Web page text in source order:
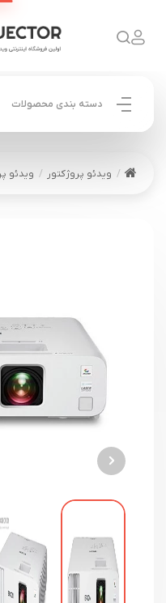
دسته بندی محصولات
ویدئو پروژکتور ویدئو